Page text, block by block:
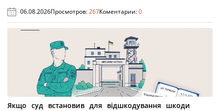
06.08.2026Просмотров:267Коментарии:0
Якщо суд встановив для відшкодування шкоди